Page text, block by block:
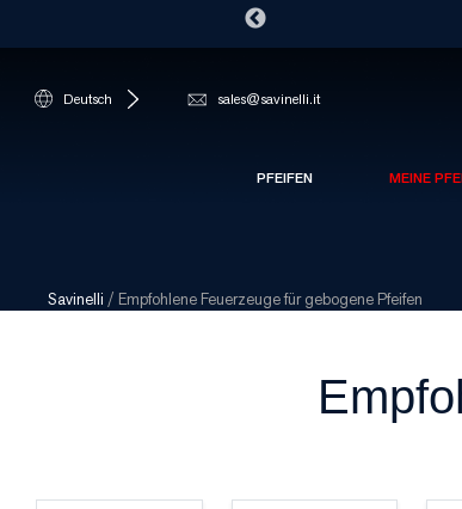
Deutsch sales@savinelli.it
PFEIFEN MEINE
Savinelli / Empfohlene Feuerzeuge für gebogene Pfeifen